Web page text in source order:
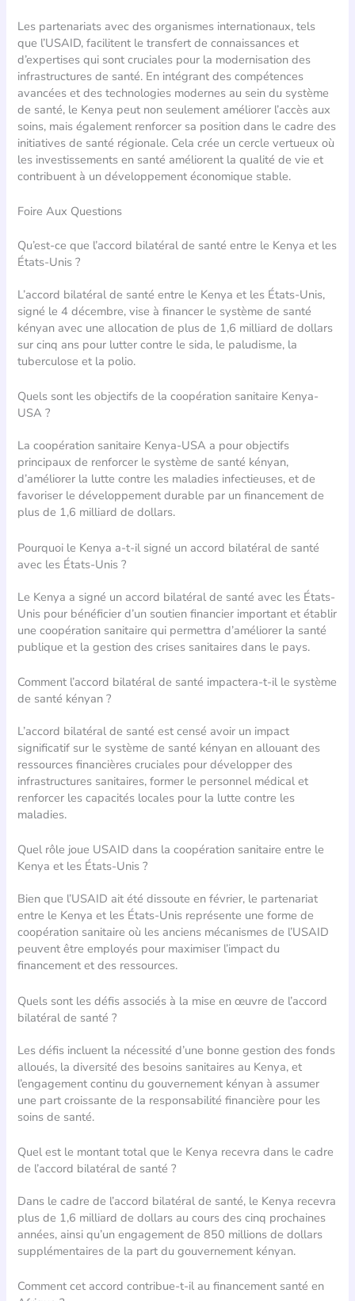
Les partenariats avec des organismes internationaux, tels
que l’USAID, facilitent le transfert de connaissances et
d’expertises qui sont cruciales pour la modernisation des
infrastructures de santé. En intégrant des compétences
avancées et des technologies modernes au sein du système
de santé, le Kenya peut non seulement améliorer l’accès aux
soins, mais également renforcer sa position dans le cadre des
initiatives de santé régionale. Cela crée un cercle vertueux où
les investissements en santé améliorent la qualité de vie et
contribuent à un développement économique stable.
Foire Aux Questions
Qu’est-ce que l’accord bilatéral de santé entre le Kenya et les
États-Unis ?
L’accord bilatéral de santé entre le Kenya et les États-Unis,
signé le 4 décembre, vise à financer le système de santé
kényan avec une allocation de plus de 1,6 milliard de dollars
sur cinq ans pour lutter contre le sida, le paludisme, la
tuberculose et la polio.
Quels sont les objectifs de la coopération sanitaire Kenya-
USA ?
La coopération sanitaire Kenya-USA a pour objectifs
principaux de renforcer le système de santé kényan,
d’améliorer la lutte contre les maladies infectieuses, et de
favoriser le développement durable par un financement de
plus de 1,6 milliard de dollars.
Pourquoi le Kenya a-t-il signé un accord bilatéral de santé
avec les États-Unis ?
Le Kenya a signé un accord bilatéral de santé avec les États-
Unis pour bénéficier d’un soutien financier important et établir
une coopération sanitaire qui permettra d’améliorer la santé
publique et la gestion des crises sanitaires dans le pays.
Comment l’accord bilatéral de santé impactera-t-il le système
de santé kényan ?
L’accord bilatéral de santé est censé avoir un impact
significatif sur le système de santé kényan en allouant des
ressources financières cruciales pour développer des
infrastructures sanitaires, former le personnel médical et
renforcer les capacités locales pour la lutte contre les
maladies.
Quel rôle joue USAID dans la coopération sanitaire entre le
Kenya et les États-Unis ?
Bien que l’USAID ait été dissoute en février, le partenariat
entre le Kenya et les États-Unis représente une forme de
coopération sanitaire où les anciens mécanismes de l’USAID
peuvent être employés pour maximiser l’impact du
financement et des ressources.
Quels sont les défis associés à la mise en œuvre de l’accord
bilatéral de santé ?
Les défis incluent la nécessité d’une bonne gestion des fonds
alloués, la diversité des besoins sanitaires au Kenya, et
l’engagement continu du gouvernement kényan à assumer
une part croissante de la responsabilité financière pour les
soins de santé.
Quel est le montant total que le Kenya recevra dans le cadre
de l’accord bilatéral de santé ?
Dans le cadre de l’accord bilatéral de santé, le Kenya recevra
plus de 1,6 milliard de dollars au cours des cinq prochaines
années, ainsi qu’un engagement de 850 millions de dollars
supplémentaires de la part du gouvernement kényan.
Comment cet accord contribue-t-il au financement santé en